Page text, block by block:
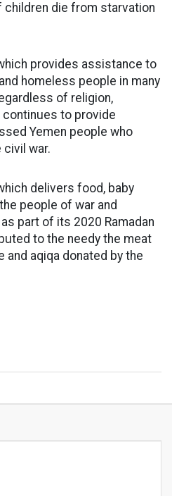
children die from starvation
provides assistance to
homeless people in many
of religion,
continues to provide
Yemen people who
war.
delivers food, baby
people of war and
part of its 2020 Ramadan
to the needy the meat
aqiqa donated by the